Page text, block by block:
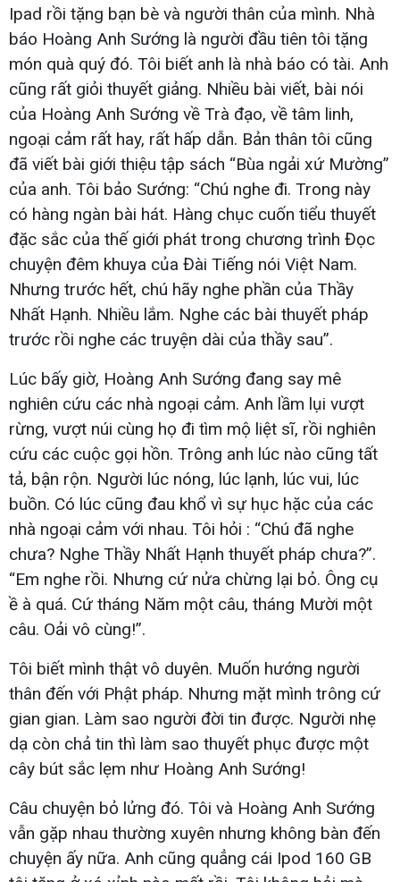
Ipad rồi tặng bạn bè và người thân của mình. Nhà
báo Hoàng Anh Sướng là người đầu tiên tôi tặng
món quà quý đó. Tôi biết anh là nhà báo có tài. Anh
cũng rất giỏi thuyết giảng. Nhiều bài viết, bài nói
của Hoàng Anh Sướng về Trà đạo, về tâm linh,
ngoại cảm rất hay, rất hấp dẫn. Bản thân tôi cũng
đã viết bài giới thiệu tập sách “Bùa ngải xứ Mường”
của anh. Tôi bảo Sướng: “Chú nghe đi. Trong này
có hàng ngàn bài hát. Hàng chục cuốn tiểu thuyết
đặc sắc của thế giới phát trong chương trình Đọc
chuyện đêm khuya của Đài Tiếng nói Việt Nam.
Nhưng trước hết, chú hãy nghe phần của Thầy
Nhất Hạnh. Nhiều lắm. Nghe các bài thuyết pháp
trước rồi nghe các truyện dài của thầy sau”.
Lúc bấy giờ, Hoàng Anh Sướng đang say mê
nghiên cứu các nhà ngoại cảm. Anh lầm lụi vượt
rừng, vượt núi cùng họ đi tìm mộ liệt sĩ, rồi nghiên
cứu các cuộc gọi hồn. Trông anh lúc nào cũng tất
tả, bận rộn. Người lúc nóng, lúc lạnh, lúc vui, lúc
buồn. Có lúc cũng đau khổ vì sự hục hặc của các
nhà ngoại cảm với nhau. Tôi hỏi : “Chú đã nghe
chưa? Nghe Thầy Nhất Hạnh thuyết pháp chưa?”.
“Em nghe rồi. Nhưng cứ nửa chừng lại bỏ. Ông cụ
ề à quá. Cứ tháng Năm một câu, tháng Mười một
câu. Oải vô cùng!”.
Tôi biết mình thật vô duyên. Muốn hướng người
thân đến với Phật pháp. Nhưng mặt mình trông cứ
gian gian. Làm sao người đời tin được. Người nhẹ
dạ còn chả tin thì làm sao thuyết phục được một
cây bút sắc lẹm như Hoàng Anh Sướng!
Câu chuyện bỏ lửng đó. Tôi và Hoàng Anh Sướng
vẫn gặp nhau thường xuyên nhưng không bàn đến
chuyện ấy nữa. Anh cũng quẳng cái Ipod 160 GB